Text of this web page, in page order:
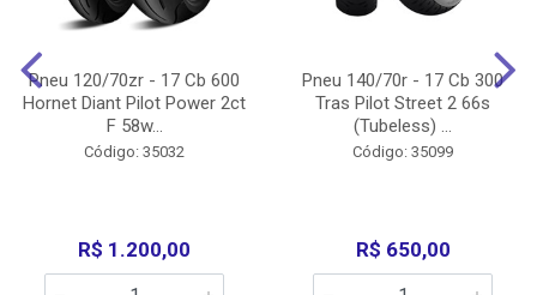
Pneu 120/70zr - 17 Cb 600
Hornet Diant Pilot Power 2ct
F 58w...
Código: 35032
R$ 1.200,00
Pneu 140/70r - 17 Cb 300
Tras Pilot Street 2 66s
(Tubeless) ...
Código: 35099
R$ 650,00